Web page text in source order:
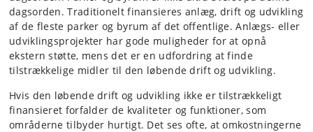
dagsorden. Traditionelt finansieres anlæg, drift og udvikling
af de fleste parker og byrum af det offentlige. Anlægs- eller
udviklingsprojekter har gode muligheder for at opnå
ekstern støtte, mens det er en udfordring at finde
tilstrækkelige midler til den løbende drift og udvikling.
Hvis den løbende drift og udvikling ikke er tilstrækkeligt
finansieret forfalder de kvaliteter og funktioner, som
områderne tilbyder hurtigt. Det ses ofte, at omkostningerne